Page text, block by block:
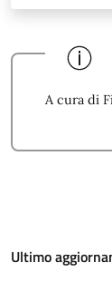
A cura di
Ultimo